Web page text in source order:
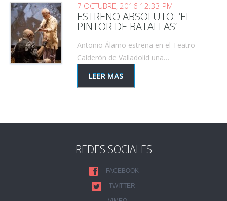
7 OCTUBRE, 2016 12:33 PM
ESTRENO ABSOLUTO: ‘EL
PINTOR DE BATALLAS’
Antonio Álamo estrena en el Teatro
Calderón de Valladolid una…
LEER MAS
REDES SOCIALES
FACEBOOK
TWITTER